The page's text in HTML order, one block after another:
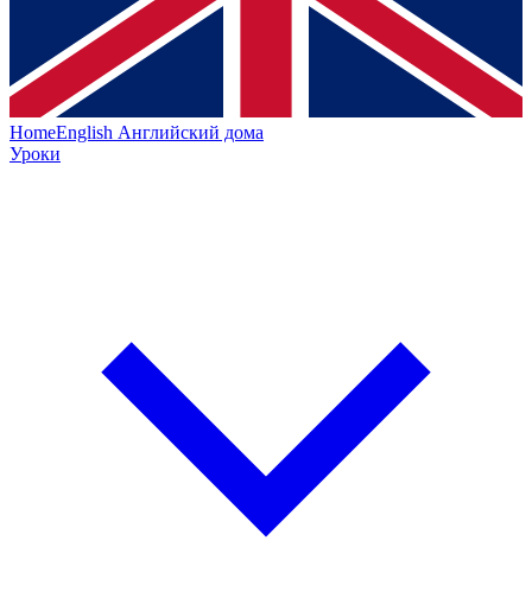
HomeEnglish Английский дома
Уроки